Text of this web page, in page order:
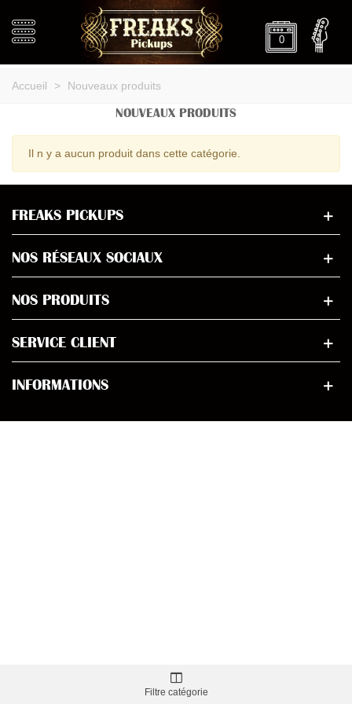
0
Accueil > Nouveaux produits
NOUVEAUX PRODUITS
Il n y a aucun produit dans cette catégorie.
FREAKS PICKUPS
NOS RÉSEAUX SOCIAUX
NOS PRODUITS
SERVICE CLIENT
INFORMATIONS
Filtre catégorie